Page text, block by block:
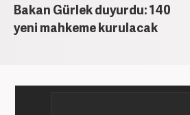
Bakan Gürlek duyurdu: 140
yeni mahkeme kurulacak